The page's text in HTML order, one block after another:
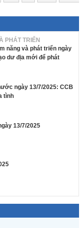
PHÁT TRIỂN
năng và phát triển ngày
dư địa mới để phát
ngày 13/7/2025: CCB
tình
13/7/2025